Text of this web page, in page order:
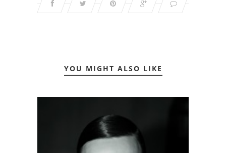
YOU MIGHT ALSO LIKE